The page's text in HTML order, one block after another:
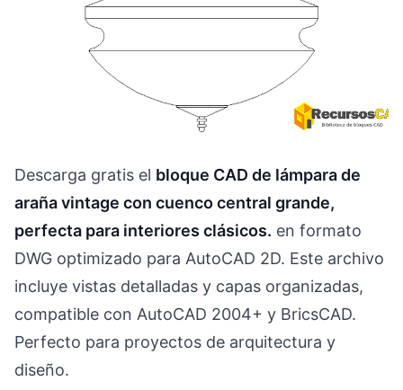
Descarga gratis el bloque CAD de lámpara de
araña vintage con cuenco central grande,
perfecta para interiores clásicos. en formato
DWG optimizado para AutoCAD 2D. Este archivo
incluye vistas detalladas y capas organizadas,
compatible con AutoCAD 2004+ y BricsCAD.
Perfecto para proyectos de arquitectura y
diseño.